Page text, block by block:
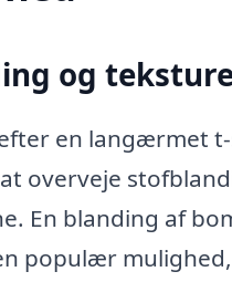
og
en langærmet
overveje
En blanding af
populær